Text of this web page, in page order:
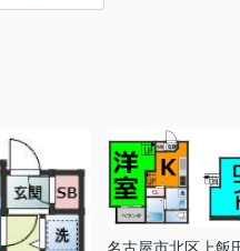
名古屋市北区上飯